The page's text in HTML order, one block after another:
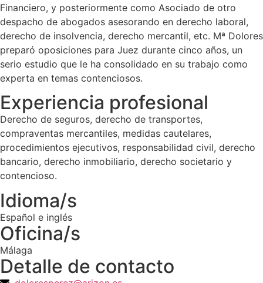
Financiero, y posteriormente como Asociado de otro
despacho de abogados asesorando en derecho laboral,
derecho de insolvencia, derecho mercantil, etc. Mª Dolores
preparó oposiciones para Juez durante cinco años, un
serio estudio que le ha consolidado en su trabajo como
experta en temas contenciosos.
Experiencia profesional
Derecho de seguros, derecho de transportes,
compraventas mercantiles, medidas cautelares,
procedimientos ejecutivos, responsabilidad civil, derecho
bancario, derecho inmobiliario, derecho societario y
contencioso.
Idioma/s
Español e inglés
Oficina/s
Málaga
Detalle de contacto